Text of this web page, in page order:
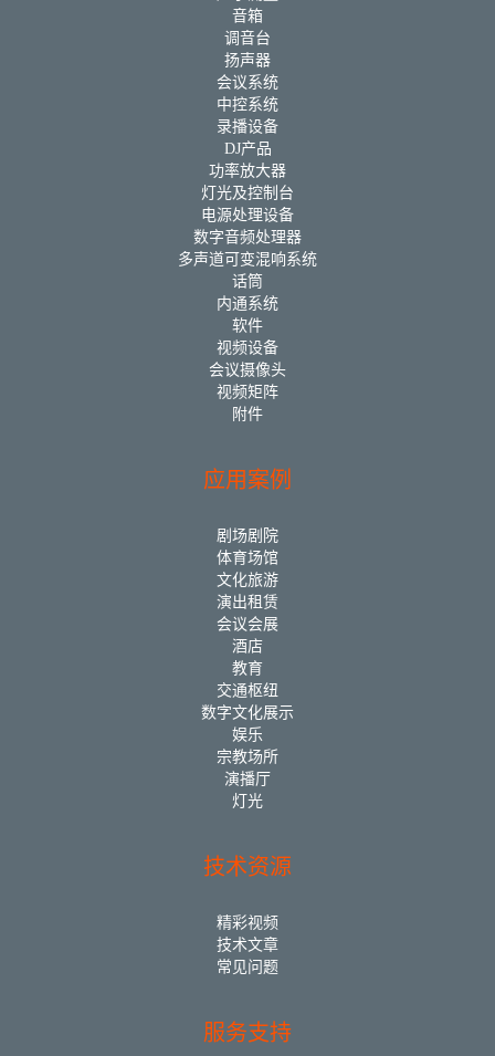
音箱
调音台
扬声器
会议系统
中控系统
录播设备
DJ产品
功率放大器
灯光及控制台
电源处理设备
数字音频处理器
多声道可变混响系统
话筒
内通系统
软件
视频设备
会议摄像头
视频矩阵
附件
应用案例
剧场剧院
体育场馆
文化旅游
演出租赁
会议会展
酒店
教育
交通枢纽
数字文化展示
娱乐
宗教场所
演播厅
灯光
技术资源
精彩视频
技术文章
常见问题
服务支持